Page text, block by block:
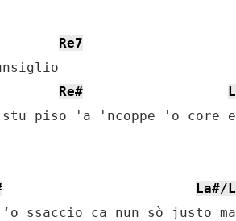
Re7
Re#
piso 'a 'ncoppe 'o core
La#/
ssaccio ca nun sò justo ma